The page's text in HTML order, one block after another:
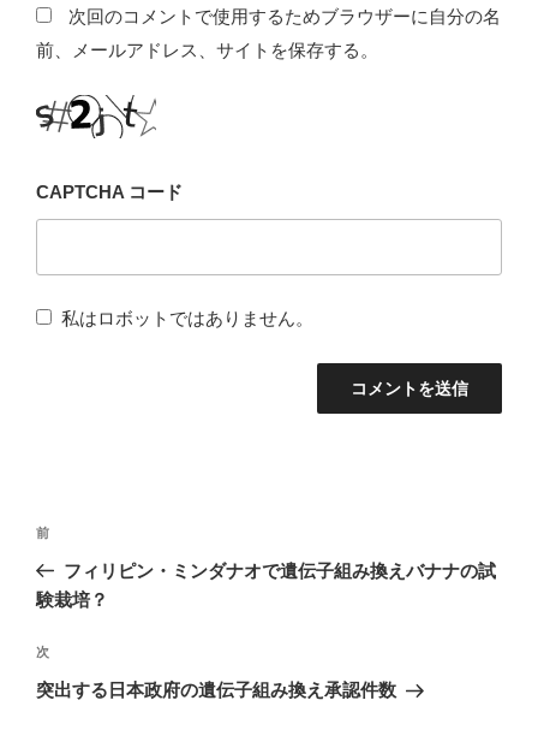
次回のコメントで使用するためブラウザーに自分の名
前、メールアドレス、サイトを保存する。
CAPTCHA コード
私はロボットではありません。
投
稿
ナ
ゲ
ー
前
の
投
前
フィリピン・ミンダナオで遺伝子組み換えバナナの試
験栽培？
次
の
次
突出する日本政府の遺伝子組み換え承認件数